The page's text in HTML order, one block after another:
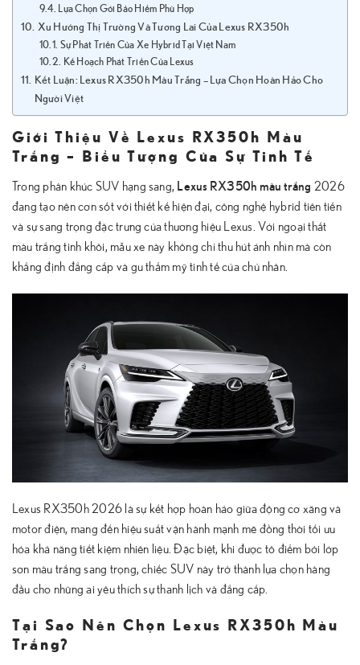
Lựa Chọn Gói Bảo Hiểm Phù Hợp
Xu Hướng Thị Trường Và Tương Lai Của Lexus RX350h
Sự Phát Triển Của Xe Hybrid Tại Việt Nam
Kế Hoạch Phát Triển Của Lexus
Kết Luận: Lexus RX350h Màu Trắng – Lựa Chọn Hoàn Hảo Cho
Người Việt
Giới Thiệu Về Lexus RX350h Màu
Trắng – Biểu Tượng Của Sự Tinh Tế
Trong phân khúc SUV hạng sang, Lexus RX350h màu trắng 2026
đang tạo nên cơn sốt với thiết kế hiện đại, công nghệ hybrid tiên tiến
và sự sang trọng đặc trưng của thương hiệu Lexus. Với ngoại thất
màu trắng tinh khôi, mẫu xe này không chỉ thu hút ánh nhìn mà còn
khẳng định đẳng cấp và gu thẩm mỹ tinh tế của chủ nhân.
Lexus RX350h 2026 là sự kết hợp hoàn hảo giữa động cơ xăng và
motor điện, mang đến hiệu suất vận hành mạnh mẽ đồng thời tối ưu
hóa khả năng tiết kiệm nhiên liệu. Đặc biệt, khi được tô điểm bởi lớp
sơn màu trắng sang trọng, chiếc SUV này trở thành lựa chọn hàng
đầu cho những ai yêu thích sự thanh lịch và đẳng cấp.
Tại Sao Nên Chọn Lexus RX350h Màu
Trắng?